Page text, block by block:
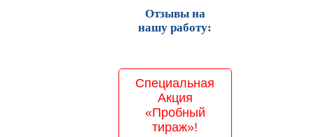
Отзывы на
нашу работу:
Специальная
Акция
«Пробный
тираж»!